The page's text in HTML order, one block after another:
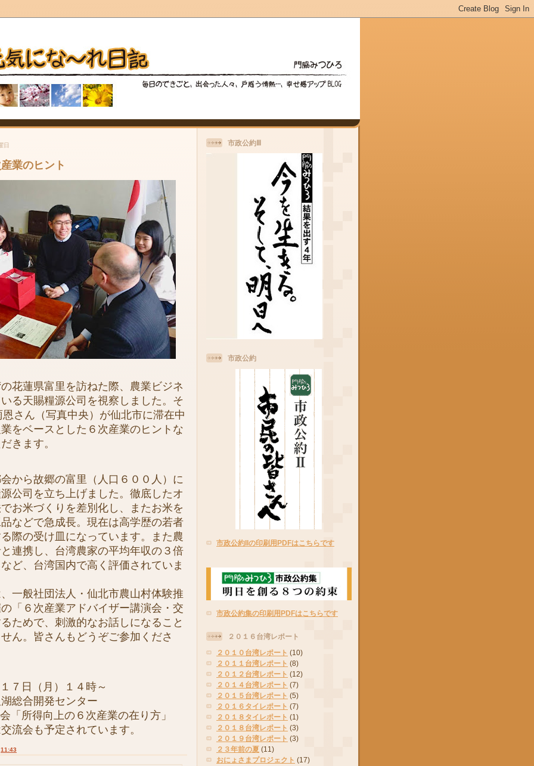
日
業のヒント
花蓮県富里を訪ねた際、農業ビジネ
る天賜糧源公司を視察しました。そ
さん（写真中央）が仙北市に滞在中
をベースとした６次産業のヒントな
きます。
から故郷の富里（人口６００人）に
公司を立ち上げました。徹底したオ
お米づくりを差別化し、またお米を
などで急成長。現在は高学歴の若者
際の受け皿になっています。また農
連携し、台湾農家の平均年収の３倍
ど、台湾国内で高く評価されていま
一般社団法人・仙北市農山村体験推
「６次産業アドバイザー講演会・交
ためで、刺激的なお話しになること
ん。皆さんもどうぞご参加くださ
日（月）１４時～
合開発センター
所得向上の６次産業の在り方」
流会も予定されています。
11:43
市政公約Ⅲ
市政公約
市政公約IIの印刷用PDFはこちらです
市政公約集の印刷用PDFはこちらです
２０１６台湾レポート
２０１０台湾レポート (10)
２０１１台湾レポート (8)
２０１２台湾レポート (12)
２０１４台湾レポート (7)
２０１５台湾レポート (5)
２０１６タイレポート (7)
２０１８タイレポート (1)
２０１８台湾レポート (3)
２０１９台湾レポート (3)
２３年前の夏 (11)
おにょさまプロジェクト (17)